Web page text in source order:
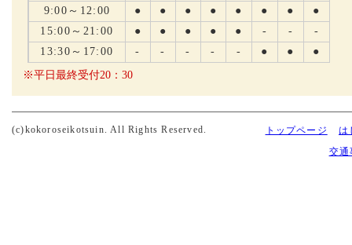
9:00～12:00 ● ● ● ● ● ● ●
●
15:00～21:00
● ● ● ● ● - -
-
13:30～17:00
- - - - - ● ●
●
※平日最終受付20：30
(c)kokoroseikotsuin. All Rights Reserved. トップページ
は
交通